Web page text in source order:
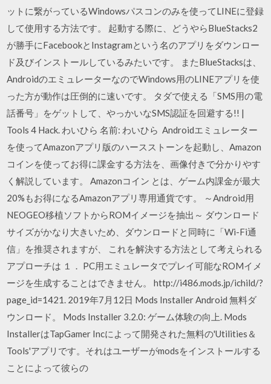
ットに繋がっているWindowsパスコンのみを使ってLINEに登録
して使用する方法です。 起動する際に、どうやらBlueStacks2
が勝手にFacebookとInstagramという名のアプリをダウンロー
ド及びインストールしているみたいです。 またBlueStacksは、
AndroidのエミュレーターなのでWindows用のLINEアプリを使
った方が動作は圧倒的に速いです。 タダで使える「SMS用の電
話番号」をゲットして、やっかいなSMS認証を回避する!! |
Tools 4 Hack. わいひら 名前: わいひら Androidエミュレーター
を使ってAmazonアプリ版のハースストーンを起動し、Amazon
コインを使ってお得に課金する方法を、画像付きで分かりやす
く解説しています。 Amazonコイン とは、ゲーム内課金が最大
20%もお得になるAmazonアプリ専用通貨です。 ～Android用
NEOGEO移植ソフトからROMイメージを抽出～ ダウンロード
サイズがかなり大きいため、ダウンロードと同時に「Wi-Fi通
信」を推奨されますが、 これを解決する方法として考えられる
アプローチは １． PC用エミュレータでプレイ可能なROMイメ
ージを生成することはできません。 http://i486.mods.jp/ichild/?
page_id=1421. 2019年7月12日 Mods Installer Android 無料ダ
ウンロード。 Mods Installer 3.2.0: ゲーム体験の向上. Mods
InstallerはTapGamer Incによって開発された無料の'Utilities＆
Tools'アプリです。それはユーザーがmodsをインストールする
ことによって彼らの